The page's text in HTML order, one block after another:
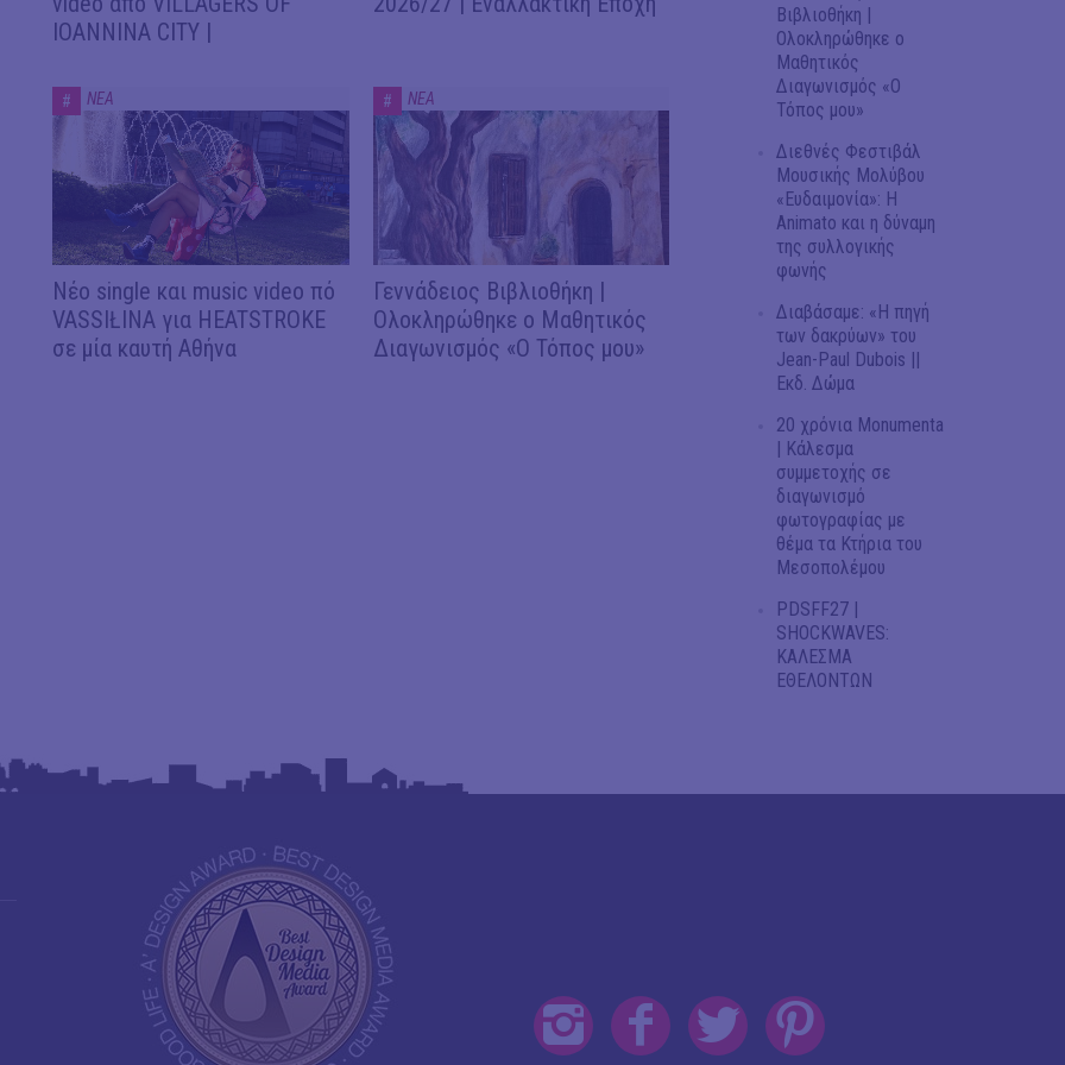
IOANNINA CITY |
# ΝΕΑ
Νέο single και music video πό
VASSIŁINA για HEATSTROKE
σε μία καυτή Αθήνα
# ΝΕΑ
Γεννάδειος Βιβλιοθήκη |
Ολοκληρώθηκε ο Μαθητικός
Διαγωνισμός «Ο Τόπος μου»
Βιβλιοθήκη |
Ολοκληρώθηκε ο
Μαθητικός
Διαγωνισμός «Ο
Τόπος μου»
Διεθνές Φεστιβάλ
Μουσικής Μολύβου
«Ευδαιμονία»: Η
Animato και η δύναμη
της συλλογικής
φωνής
Διαβάσαμε: «Η πηγή
των δακρύων» του
Jean-Paul Dubois ||
Εκδ. Δώμα
20 χρόνια Monumenta
| Κάλεσμα
συμμετοχής σε
διαγωνισμό
φωτογραφίας με
θέμα τα Κτήρια του
Μεσοπολέμου
PDSFF27 |
SHOCKWAVES:
ΚΑΛΕΣΜΑ
ΕΘΕΛΟΝΤΩΝ